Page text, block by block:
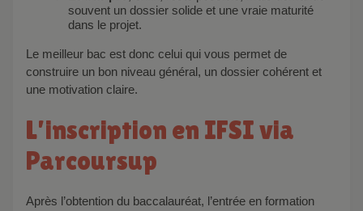
souvent un dossier solide et une vraie maturité
dans le projet.
Le meilleur bac est donc celui qui vous permet de
construire un bon niveau général, un dossier cohérent et
une motivation claire.
L’inscription en IFSI via
Parcoursup
Après l’obtention du baccalauréat, l’entrée en formation